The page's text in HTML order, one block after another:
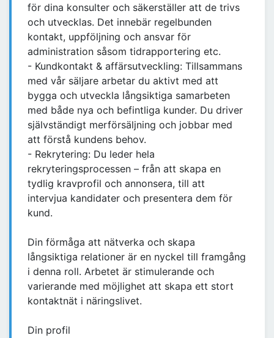
för dina konsulter och säkerställer att de trivs
och utvecklas. Det innebär regelbunden
kontakt, uppföljning och ansvar för
administration såsom tidrapportering etc.
- Kundkontakt & affärsutveckling: Tillsammans
med vår säljare arbetar du aktivt med att
bygga och utveckla långsiktiga samarbeten
med både nya och befintliga kunder. Du driver
självständigt merförsäljning och jobbar med
att förstå kundens behov.
- Rekrytering: Du leder hela
rekryteringsprocessen – från att skapa en
tydlig kravprofil och annonsera, till att
intervjua kandidater och presentera dem för
kund.
Din förmåga att nätverka och skapa
långsiktiga relationer är en nyckel till framgång
i denna roll. Arbetet är stimulerande och
varierande med möjlighet att skapa ett stort
kontaktnät i näringslivet.
Din profil